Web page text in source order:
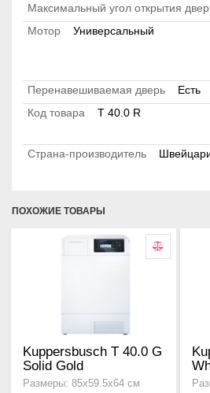
Максимальный угол открытия
Мотор
Универсальный
Перенавешиваемая дверь
Есть
Код товара
T 40.0 R
Страна-производитель
ПОХОЖИЕ ТОВАРЫ
Kuppersbusch T 40.0 G
Solid Gold
Размеры: 85х59.5х64 см